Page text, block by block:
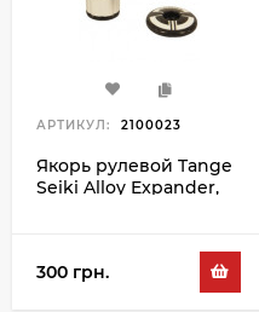
АРТИКУЛ: 2100023
Якорь рулевой Tange
Seiki Alloy Expander,
300 грн.